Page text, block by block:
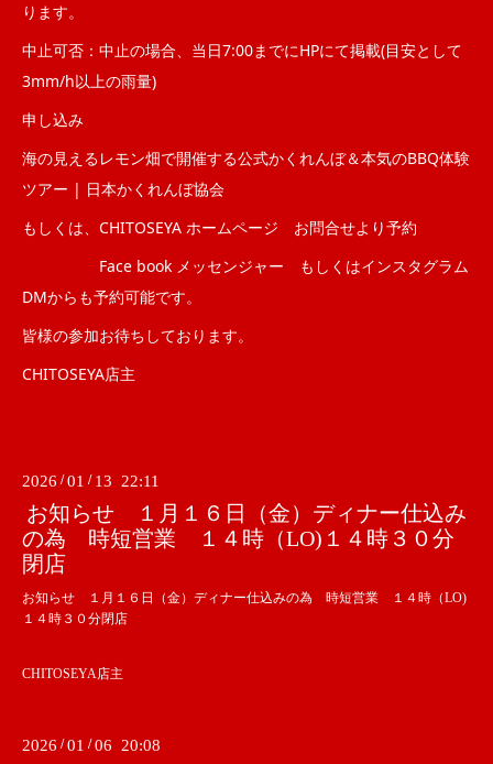
ります。
中止可否：中止の場合、当日7:00までにHPにて掲載(目安として
3mm/h以上の雨量)
申し込み
海の見えるレモン畑で開催する公式かくれんぼ＆本気のBBQ体験
ツアー | 日本かくれんぼ協会
もしくは、CHITOSEYA ホームページ お問合せより予約
Face book メッセンジャー もしくはインスタグラム
DMからも予約可能です。
皆様の参加お待ちしております。
CHITOSEYA店主
2026 /01 / 13 22:11
お知らせ １月１６日（金）ディナー仕込み
の為 時短営業 １４時（LO)１４時３０分
閉店
お知らせ １月１６日（金）ディナー仕込みの為 時短営業 １４時（LO)
１４時３０分閉店
CHITOSEYA店主
2026 /01 /06 20:08